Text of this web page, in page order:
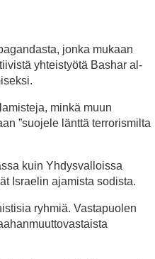
jonka mukaan
yhteistyötä Bashar al-
minkä muun
”suojele länttä terrorismilta
kuin Yhdysvalloissa
Israelin ajamista sodista.
ryhmiä. Vastapuolen